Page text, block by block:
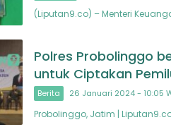
(Liputan9.co) – Menteri
Polres Probolinggo
untuk Ciptakan
Berita 26 Januari 2024 - 10:05
Probolinggo, Jatim |